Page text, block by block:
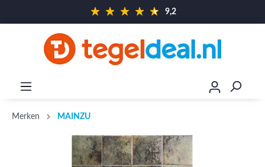
9,2
Merken MAINZU